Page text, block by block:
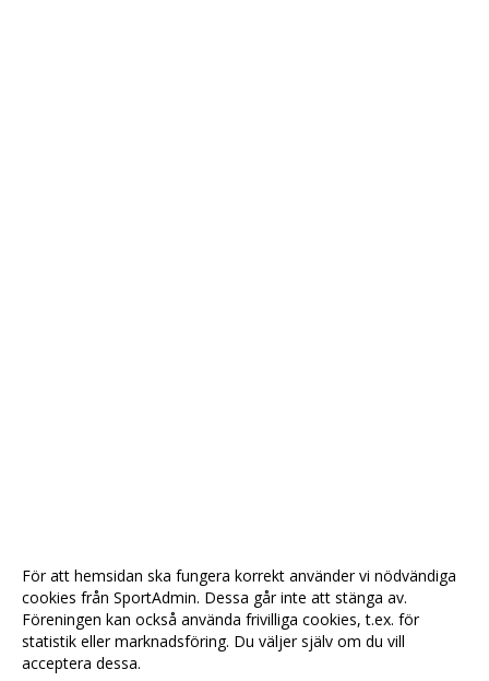
För att hemsidan ska fungera korrekt använder vi nödvändiga
cookies från SportAdmin. Dessa går inte att stänga av.
Föreningen kan också använda frivilliga cookies, t.ex. för
statistik eller marknadsföring. Du väljer själv om du vill
acceptera dessa.